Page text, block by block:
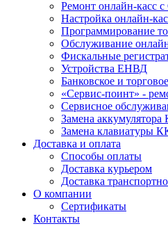
Ремонт онлайн-касс
Настройка онлайн-
Программирование
Обслуживание
Фискальные
Устройства ЕНВД
Банковское и
«Сервис-поинт» -
Сервисное
Замена
Замена клавиатуры
Доставка и оплата
Способы оплаты
Доставка курьером
Доставка
О компании
Сертификаты
Контакты